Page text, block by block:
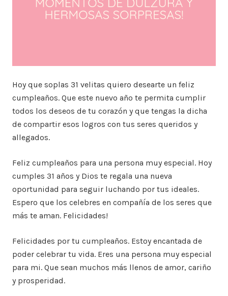
Hoy que soplas 31 velitas quiero desearte un feliz
cumpleaños. Que este nuevo año te permita cumplir
todos los deseos de tu corazón y que tengas la dicha
de compartir esos logros con tus seres queridos y
allegados.
Feliz cumpleaños para una persona muy especial. Hoy
cumples 31 años y Dios te regala una nueva
oportunidad para seguir luchando por tus ideales.
Espero que los celebres en compañía de los seres que
más te aman. Felicidades!
Felicidades por tu cumpleaños. Estoy encantada de
poder celebrar tu vida. Eres una persona muy especial
para mi. Que sean muchos más llenos de amor, cariño
y prosperidad.